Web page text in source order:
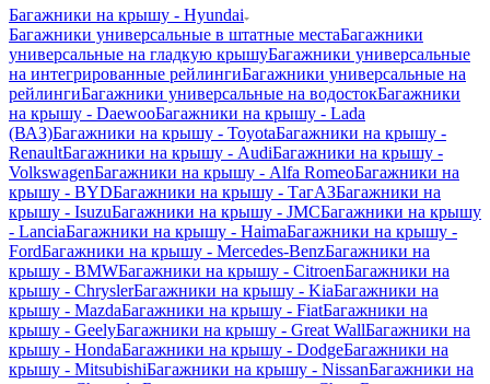
Багажники на крышу - Hyundai
Багажники универсальные в штатные местаБагажники
универсальные на гладкую крышуБагажники универсальные
на интегрированные рейлингиБагажники универсальные на
рейлингиБагажники универсальные на водостокБагажники
на крышу - DaewooБагажники на крышу - Lada
(ВАЗ)Багажники на крышу - ToyotaБагажники на крышу -
RenaultБагажники на крышу - AudiБагажники на крышу -
VolkswagenБагажники на крышу - Alfa RomeoБагажники на
крышу - BYDБагажники на крышу - ТагАЗБагажники на
крышу - IsuzuБагажники на крышу - JMCБагажники на крышу
- LanciaБагажники на крышу - HaimaБагажники на крышу -
FordБагажники на крышу - Mercedes-BenzБагажники на
крышу - BMWБагажники на крышу - CitroenБагажники на
крышу - ChryslerБагажники на крышу - KiaБагажники на
крышу - MazdaБагажники на крышу - FiatБагажники на
крышу - GeelyБагажники на крышу - Great WallБагажники на
крышу - HondaБагажники на крышу - DodgeБагажники на
крышу - MitsubishiБагажники на крышу - NissanБагажники на